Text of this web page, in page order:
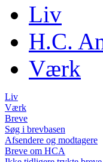
Liv
H.C.
Værk
Liv
Værk
Breve
Søg i brevbasen
Afsendere og modtagere
Breve om HCA